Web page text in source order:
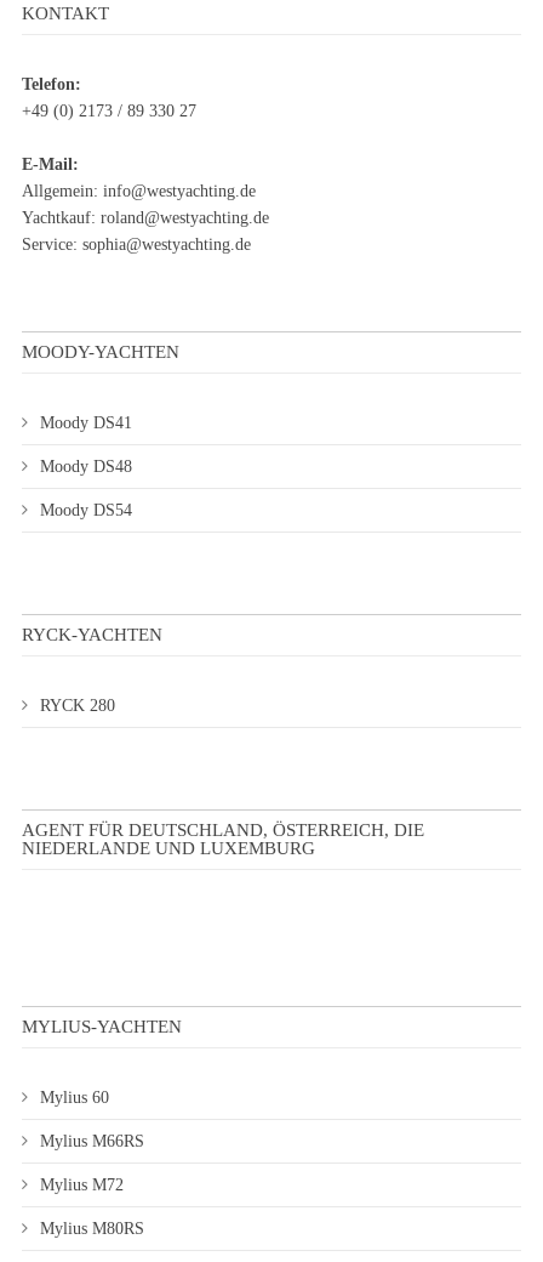
KONTAKT
Telefon:
+49 (0) 2173 / 89 330 27
E-Mail:
Allgemein: info@westyachting.de
Yachtkauf: roland@westyachting.de
Service: sophia@westyachting.de
MOODY-YACHTEN
Moody DS41
Moody DS48
Moody DS54
RYCK-YACHTEN
RYCK 280
AGENT FÜR DEUTSCHLAND, ÖSTERREICH, DIE
NIEDERLANDE UND LUXEMBURG
MYLIUS-YACHTEN
Mylius 60
Mylius M66RS
Mylius M72
Mylius M80RS